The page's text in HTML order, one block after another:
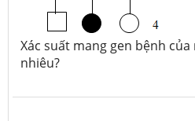
Xác suất mang gen bệnh
nhiêu?